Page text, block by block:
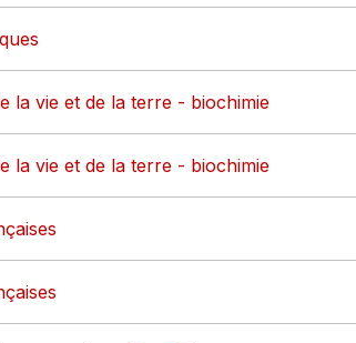
la vie et de la terre - biochimie
la vie et de la terre - biochimie